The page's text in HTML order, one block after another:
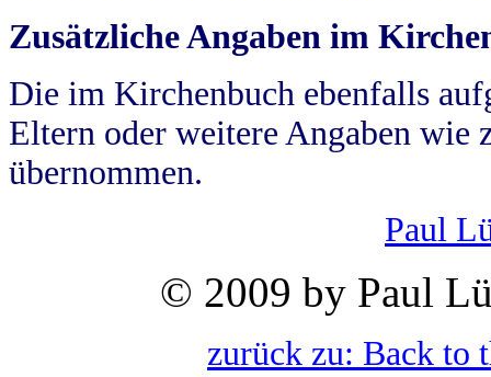
Zusätzliche Angaben im
Die im Kirchenbuch ebenfalls
Eltern oder weitere Angaben wie
übernommen.
Paul
© 2009 by Paul
zurück zu: Back to